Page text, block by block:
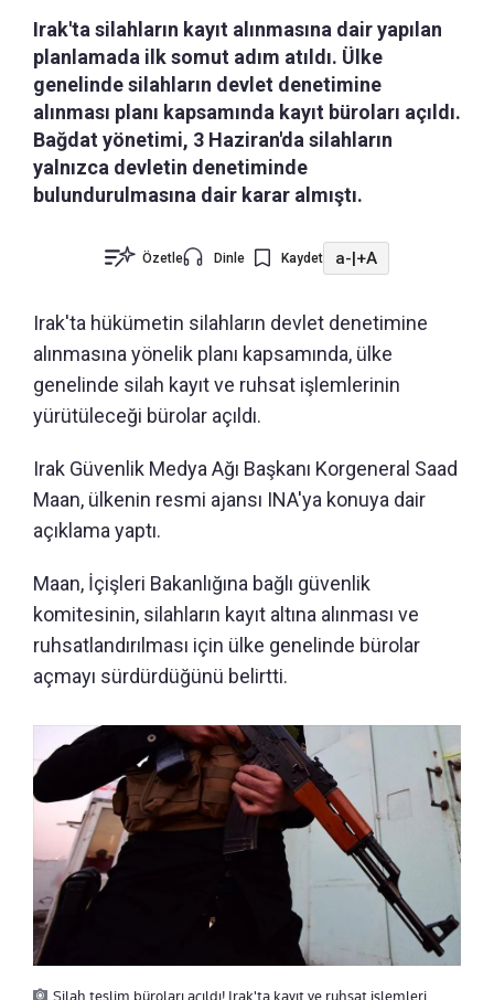
Irak'ta silahların kayıt alınmasına dair yapılan
planlamada ilk somut adım atıldı. Ülke
genelinde silahların devlet denetimine
alınması planı kapsamında kayıt büroları açıldı.
Bağdat yönetimi, 3 Haziran'da silahların
yalnızca devletin denetiminde
bulundurulmasına dair karar almıştı.
Özetle Dinle Kaydet a-|+A
Irak'ta hükümetin silahların devlet denetimine
alınmasına yönelik planı kapsamında, ülke
genelinde silah kayıt ve ruhsat işlemlerinin
yürütüleceği bürolar açıldı.
Irak Güvenlik Medya Ağı Başkanı Korgeneral Saad
Maan, ülkenin resmi ajansı INA'ya konuya dair
açıklama yaptı.
Maan, İçişleri Bakanlığına bağlı güvenlik
komitesinin, silahların kayıt altına alınması ve
ruhsatlandırılması için ülke genelinde bürolar
açmayı sürdürdüğünü belirtti.
Silah teslim büroları açıldı! Irak'ta kayıt ve ruhsat işlemleri